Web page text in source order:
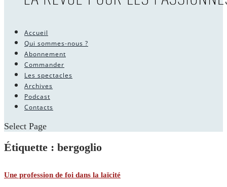
Accueil
Qui sommes-nous ?
Abonnement
Commander
Les spectacles
Archives
Podcast
Contacts
Select Page
Étiquette : bergoglio
Une profession de foi dans la laïcité